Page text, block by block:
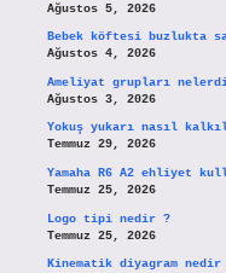
Ağustos 5, 2026
Bebek köftesi buzlukta
Ağustos 4, 2026
Ameliyat grupları
Ağustos 3, 2026
Yokuş yukarı nasıl
Temmuz 29, 2026
Yamaha R6 A2 ehliyet
Temmuz 25, 2026
Logo tipi nedir ?
Temmuz 25, 2026
Kinematik diyagram nedir